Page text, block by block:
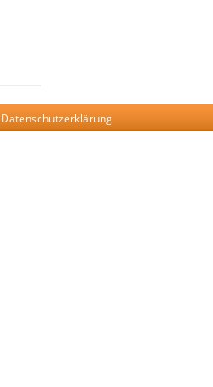
Datenschutzerklärung